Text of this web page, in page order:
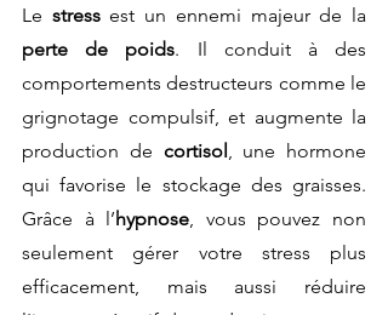
Le stress
perte de poids. Il conduit à des
comportements destructeurs comme le
grignotage compulsif, et augmente la
production de cortisol, une hormone
qui favorise le stockage des graisses.
Grâce à l’hypnose, vous pouvez non
seulement gérer votre stress plus
efficacement, mais aussi réduire